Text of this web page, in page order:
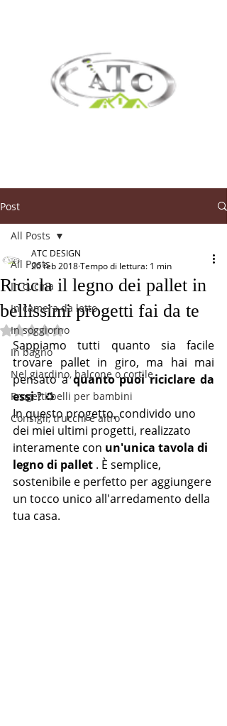
Post
All Posts
In cucina
In camera da letto
In soggiorno
In bagno
Nel giardino, balcone o cortile
Progetti belli per bambini
Consigli, trucchi e altro
All Posts
Ricicla il legno dei pallet in
bellissimi progetti fai da te
ATC DESIGN
20 feb 2018Tempo di lettura: 1 min
Valutazione NaN stelle su 5.
Sappiamo tutti quanto sia facile
trovare pallet in giro, ma hai mai
pensato a quanto puoi riciclare da
essi ? ♻️
In questo progetto, condivido uno
dei miei ultimi progetti, realizzato
interamente con un'unica tavola di
legno di pallet . È semplice,
sostenibile e perfetto per aggiungere
un tocco unico all'arredamento della
tua casa.